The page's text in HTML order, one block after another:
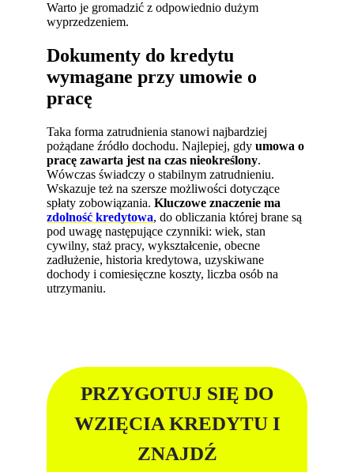
Warto je gromadzić z odpowiednio dużym
wyprzedzeniem.
Dokumenty do kredytu
wymagane przy umowie o
pracę
Taka forma zatrudnienia stanowi najbardziej
pożądane źródło dochodu. Najlepiej, gdyumowa o
pracę zawarta jest na czas nieokreślony.
Wówczas świadczy o stabilnym zatrudnieniu.
Wskazuje też na szersze możliwości dotyczące
spłaty zobowiązania.Kluczowe znaczenie ma
zdolność kredytowa, do obliczania której brane są
pod uwagę następujące czynniki: wiek, stan
cywilny, staż pracy, wykształcenie, obecne
zadłużenie, historia kredytowa, uzyskiwane
dochody i comiesięczne koszty, liczba osób na
utrzymaniu.
PRZYGOTUJ SIĘ DO
WZIĘCIA KREDYTU I
ZNAJDŹ